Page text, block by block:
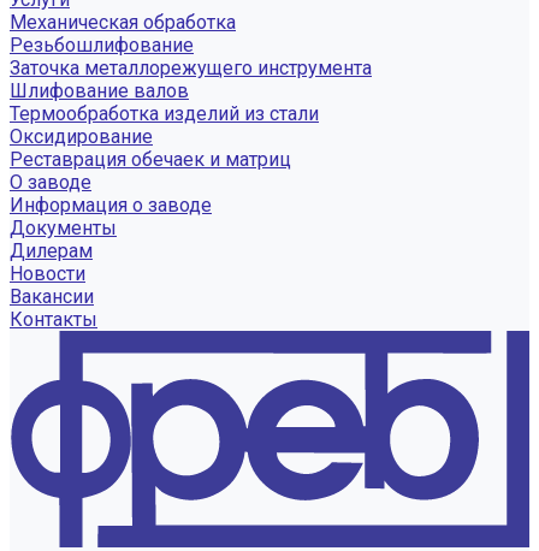
Механическая обработка
Резьбошлифование
Заточка металлорежущего инструмента
Шлифование валов
Термообработка изделий из стали
Оксидирование
Реставрация обечаек и матриц
О заводе
Информация о заводе
Документы
Дилерам
Новости
Вакансии
Контакты